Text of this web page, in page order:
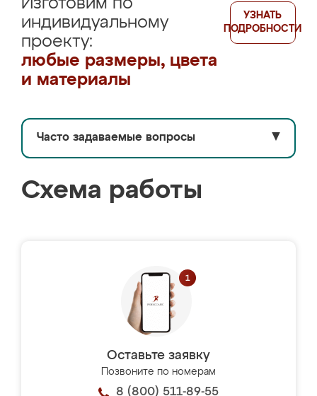
Изготовим по
индивидуальному
проекту:
любые размеры, цвета
и материалы
УЗНАТЬ
ПОДРОБНОСТИ
Часто задаваемые вопросы ▼
Схема работы
Оставьте заявку
Позвоните по номерам
8 (800) 511-89-55